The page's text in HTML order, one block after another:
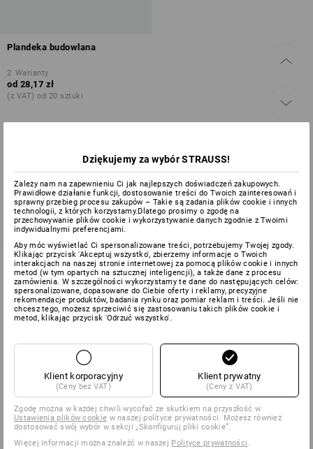
Plandeka budowlana
2 Warianty
od 28,17 zł
(z VAT) od 20 sztuki
Obejrzałeś(-aś) już 1 z 1 artykułów.
SERWIS 032 630 44 53
INFORMACJA
METODY PŁATNOŚCI
Dziękujemy za wybór STRAUSS!
Zależy nam na zapewnieniu Ci jak najlepszych doświadczeń zakupowych.
Prawidłowe działanie funkcji, dostosowanie treści do Twoich zainteresowań i
sprawny przebieg procesu zakupów – Takie są zadania plików cookie i innych
technologii, z których korzystamy.Dlatego prosimy o zgodę na
przechowywanie plików cookie i wykorzystywanie danych zgodnie z Twoimi
indywidualnymi preferencjami.
Aby móc wyświetlać Ci spersonalizowane treści, potrzebujemy Twojej zgody.
Klikając przycisk 'Akceptuj wszystko', zbierzemy informacje o Twoich
interakcjach na naszej stronie internetowej za pomocą plików cookie i innych
metod (w tym opartych na sztucznej inteligencji), a także dane z procesu
zamówienia. W szczególności wykorzystamy te dane do następujących celów:
spersonalizowane, dopasowane do Ciebie oferty i reklamy, precyzyjne
rekomendacje produktów, badania rynku oraz pomiar reklam i treści. Jeśli nie
chcesz tego, możesz sprzeciwić się zastosowaniu takich plików cookie i
metod, klikając przycisk 'Odrzuć wszystko'.
Klient korporacyjny
(Ceny bez VAT)
Klient prywatny
(Ceny z VAT)
Zgodę można w każdej chwili wycofać ze skutkiem na przyszłość w
Ustawienia plików cookie w naszej polityce prywatności. Możesz również
dostosować swój wybór w sekcji „Skonfiguruj pliki cookie”.
Więcej informacji można znaleźć w naszej Polityce prywatności